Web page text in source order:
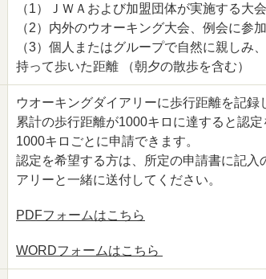
（1）ＪＷＡおよび加盟団体が実施する大
（2）内外のウオーキング大会、例会に参
（3）個人またはグループで自然に親しみ
持って歩いた距離 （朝夕の散歩を含む）
ウオーキングダイアリーに歩行距離を記録
累計の歩行距離が1000キロに達すると認
1000キロごとに申請できます。
認定を希望する方は、所定の申請書に記入
アリーと一緒に送付してください。
PDFフォームはこちら
WORDフォームはこちら